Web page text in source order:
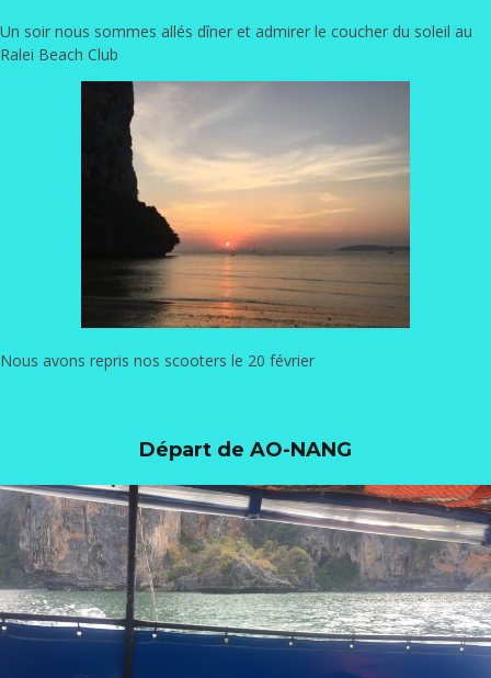
Un soir nous sommes allés dîner et admirer le coucher du soleil au
Ralei Beach Club
Nous avons repris nos scooters le 20 février
Départ de AO-NANG